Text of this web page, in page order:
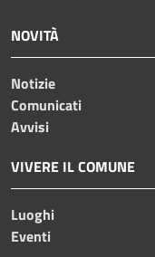
NOVITÀ
Notizie
Comunicati
Avvisi
VIVERE IL COMUNE
Luoghi
Eventi